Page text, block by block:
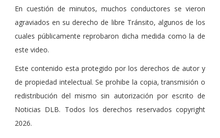
En cuestión de minutos, muchos conductores se vieron
agraviados en su derecho de libre Tránsito, algunos de los
cuales públicamente reprobaron dicha medida como la de
este video.
Este contenido esta protegido por los derechos de autor y
de propiedad intelectual. Se prohibe la copia, transmisión o
redistribución del mismo sin autorización por escrito de
Noticias DLB. Todos los derechos reservados copyright
2026.